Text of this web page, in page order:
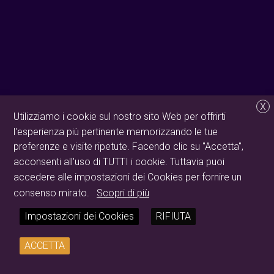
X
Utilizziamo i cookie sul nostro sito Web per offrirti
l'esperienza più pertinente memorizzando le tue
preferenze e visite ripetute. Facendo clic su "Accetta",
acconsenti all'uso di TUTTI i cookie. Tuttavia puoi
accedere alle impostazioni dei Cookies per fornire un
consenso mirato.
Scopri di più
Impostazioni dei Cookies
RIFIUTA
ACCETTA